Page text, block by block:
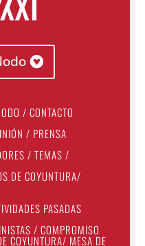
/ CONTACTO
/ PRENSA
/ TEMAS /
DE COYUNTURA/
PASADAS
/ COMPROMISO
COYUNTURA/ MESA DE